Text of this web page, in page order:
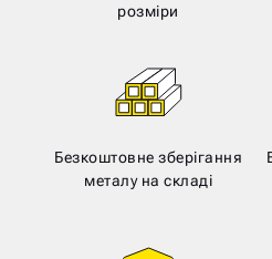
розміри
Безкоштовне зберігання
металу на складі